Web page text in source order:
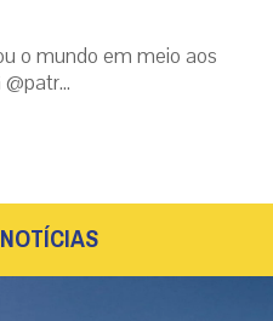
o mundo em meio aos